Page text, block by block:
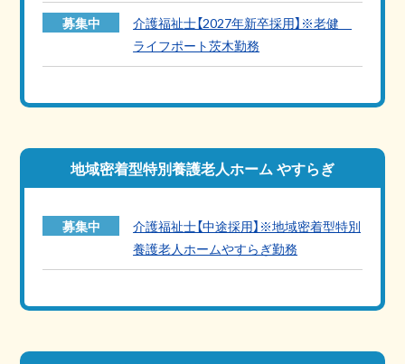
募集中
介護福祉士【2027年新卒採用】※老健
ライフポート茨木勤務
地域密着型特別養護老人ホーム やすらぎ
募集中
介護福祉士【中途採用】※地域密着型特別
養護老人ホームやすらぎ勤務